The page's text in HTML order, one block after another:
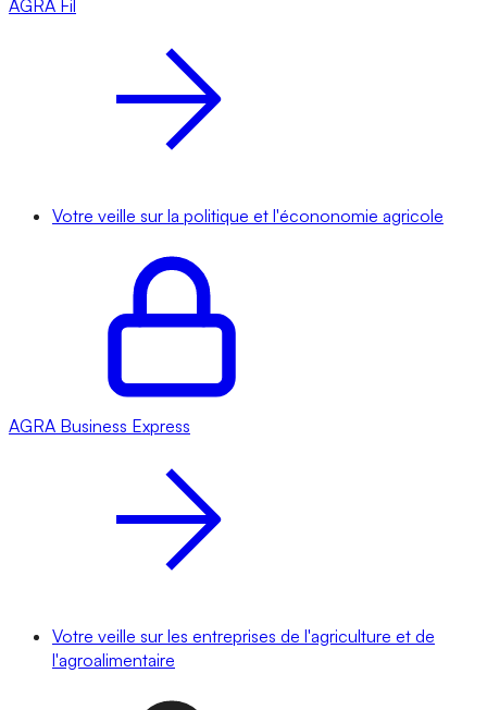
AGRA Fil
Votre veille sur la politique et l'écononomie agricole
AGRA Business Express
Votre veille sur les entreprises de l'agriculture et de
l'agroalimentaire